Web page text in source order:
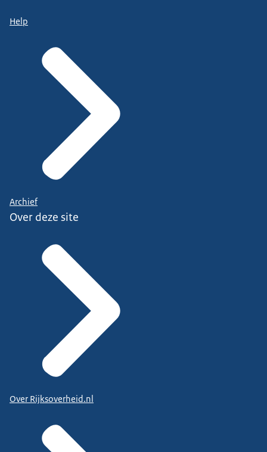
Help
Archief
Over deze site
Over Rijksoverheid.nl